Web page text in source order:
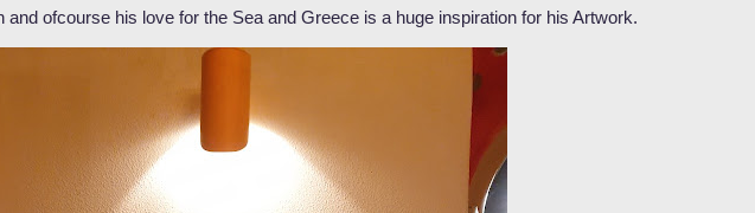
ofcourse his love for the Sea and Greece is a huge inspiration for his Artwork.